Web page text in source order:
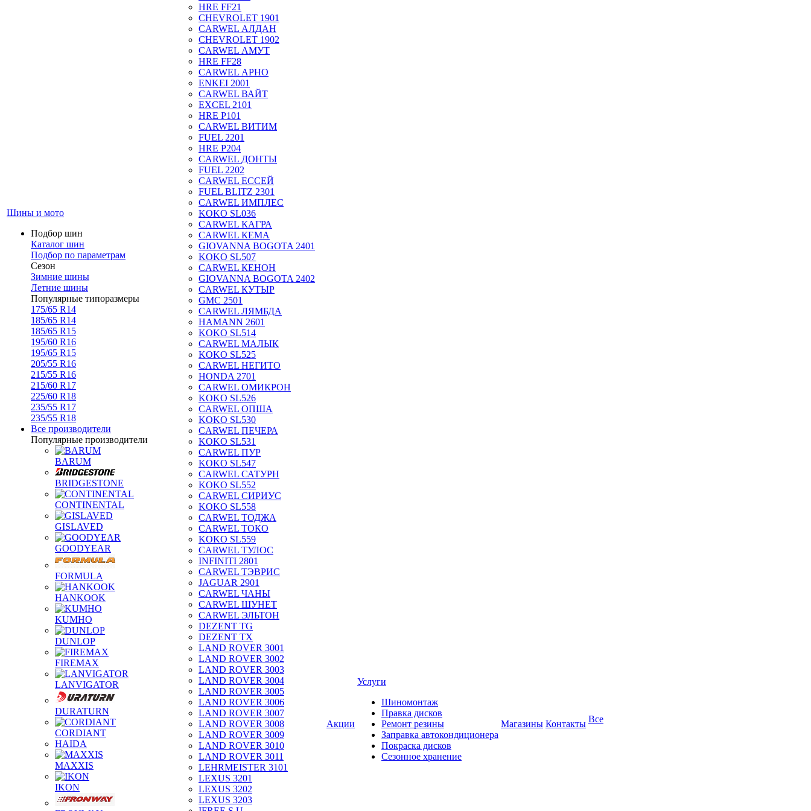
Шины и мото
Подбор шин
Каталог шин
Подбор по параметрам
Сезон
Зимние шины
Летние шины
Популярные типоразмеры
175/65 R14
185/65 R14
185/65 R15
195/60 R16
195/65 R15
205/55 R16
215/55 R16
215/60 R17
225/60 R18
235/55 R17
235/55 R18
Все производители
Популярные производители
BARUM
BRIDGESTONE
CONTINENTAL
GISLAVED
GOODYEAR
FORMULA
HANKOOK
KUMHO
DUNLOP
FIREMAX
LANVIGATOR
DURATURN
CORDIANT
HAIDA
MAXXIS
IKON
HRE FF21
CHEVROLET 1901
CARWEL АЛДАН
CHEVROLET 1902
CARWEL АМУТ
HRE FF28
CARWEL АРНО
ENKEI 2001
CARWEL ВАЙТ
EXCEL 2101
HRE P101
CARWEL ВИТИМ
FUEL 2201
HRE P204
CARWEL ДОНТЫ
FUEL 2202
CARWEL ЕССЕЙ
FUEL BLITZ 2301
CARWEL ИМПЛЕС
KOKO SL036
CARWEL КАГРА
CARWEL КЕМА
GIOVANNA BOGOTA 2401
KOKO SL507
CARWEL КЕНОН
GIOVANNA BOGOTA 2402
CARWEL КУТЫР
GMC 2501
CARWEL ЛЯМБДА
HAMANN 2601
KOKO SL514
CARWEL МАЛЫК
KOKO SL525
CARWEL НЕГИТО
HONDA 2701
CARWEL ОМИКРОН
KOKO SL526
CARWEL ОПША
KOKO SL530
CARWEL ПЕЧЕРА
KOKO SL531
CARWEL ПУР
KOKO SL547
CARWEL САТУРН
KOKO SL552
CARWEL СИРИУС
KOKO SL558
CARWEL ТОДЖА
CARWEL ТОКО
KOKO SL559
CARWEL ТУЛОС
INFINITI 2801
CARWEL ТЭВРИС
JAGUAR 2901
CARWEL ЧАНЫ
CARWEL ШУНЕТ
CARWEL ЭЛЬТОН
DEZENT TG
DEZENT TX
LAND ROVER 3001
LAND ROVER 3002
LAND ROVER 3003
LAND ROVER 3004
LAND ROVER 3005
LAND ROVER 3006
LAND ROVER 3007
LAND ROVER 3008
LAND ROVER 3009
LAND ROVER 3010
LAND ROVER 3011
LEHRMEISTER 3101
LEXUS 3201
LEXUS 3202
LEXUS 3203
Акции
Услуги
Шиномонтаж
Правка дисков
Ремонт резины
Заправка автокондиционера
Покраска дисков
Сезонное хранение
Магазины Контакты Все